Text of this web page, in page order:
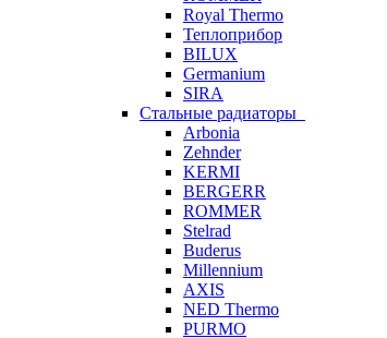
Royal Thermo
Теплоприбор
BILUX
Germanium
SIRA
Стальные радиаторы
Arbonia
Zehnder
KERMI
BERGERR
ROMMER
Stelrad
Buderus
Millennium
AXIS
NED Thermo
PURMO